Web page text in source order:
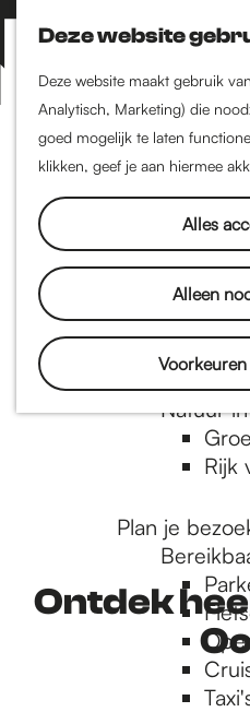
Deze website
Deze website maakt gebruik
Analytisch, Marketing) die
goed mogelijk te laten
klikken, geef je aan hiermee
Alles
Alleen
Voorkeuren
Z
o
e
k
e
K
a
a
r
t
M
e
n
Historie
De
Natuur
Rijk
Plan je
Ontdek